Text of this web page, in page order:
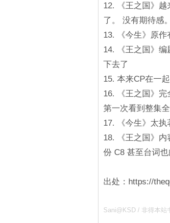
12. 《王之国》
了。 没有期待感。
13. 《今生》原
14. 《王之国》
下去了
15. 本来CP在一
16. 《王之国》
第一次看到整集
17. 《今生》太
18. 《王之国》
份 C8 甚至台词
出处：https://
Sani@KSD / 非得本站